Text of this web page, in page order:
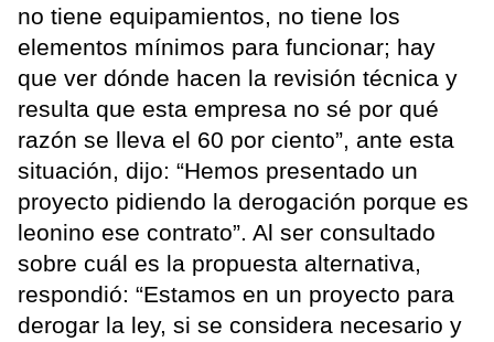
no tiene equipamientos, no tiene los
elementos mínimos para funcionar; hay
que ver dónde hacen la revisión técnica y
resulta que esta empresa no sé por qué
razón se lleva el 60 por ciento”, ante esta
situación, dijo: “Hemos presentado un
proyecto pidiendo la derogación porque es
leonino ese contrato”. Al ser consultado
sobre cuál es la propuesta alternativa,
respondió: “Estamos en un proyecto para
derogar la ley, si se considera necesario y